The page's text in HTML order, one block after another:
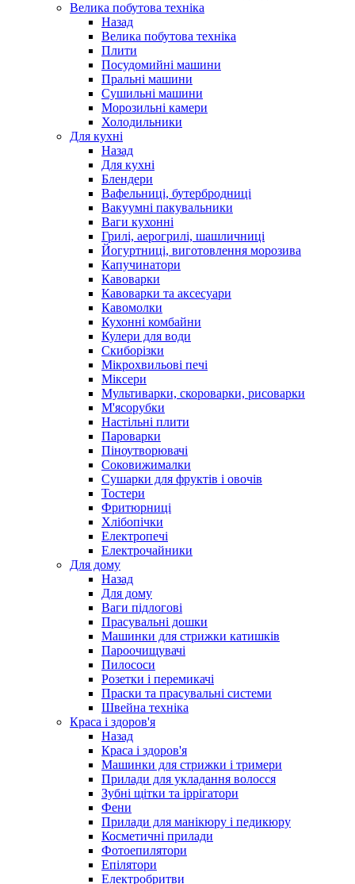
Велика побутова техніка
Назад
Велика побутова техніка
Плити
Посудомийні машини
Пральні машини
Сушильні машини
Морозильні камери
Холодильники
Для кухні
Назад
Для кухні
Блендери
Вафельниці, бутербродниці
Вакуумні пакувальники
Ваги кухонні
Грилі, аерогрилі, шашличниці
Йогуртниці, виготовлення морозива
Капучинатори
Кавоварки
Кавоварки та аксесуари
Кавомолки
Кухонні комбайни
Кулери для води
Скиборізки
Мікрохвильові печі
Міксери
Мультиварки, скороварки, рисоварки
М'ясорубки
Настільні плити
Пароварки
Піноутворювачі
Соковижималки
Сушарки для фруктів і овочів
Тостери
Фритюрниці
Хлібопічки
Електропечі
Електрочайники
Для дому
Назад
Для дому
Ваги підлогові
Прасувальні дошки
Машинки для стрижки катишків
Пароочищувачі
Пилососи
Розетки і перемикачі
Праски та прасувальні системи
Швейна техніка
Краса і здоров'я
Назад
Краса і здоров'я
Машинки для стрижки і тримери
Прилади для укладання волосся
Зубні щітки та іррігатори
Фени
Прилади для манікюру і педикюру
Косметичні прилади
Фотоепилятори
Епілятори
Електробритви